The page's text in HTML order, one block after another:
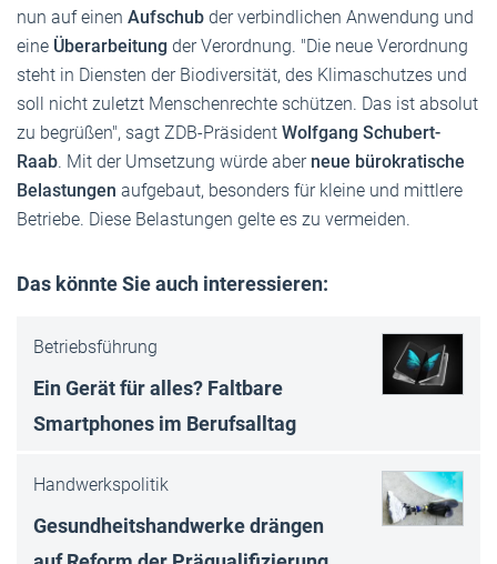
nun auf einen Aufschub der verbindlichen Anwendung und
eine Überarbeitung der Verordnung. "Die neue Verordnung
steht in Diensten der Biodiversität, des Klimaschutzes und
soll nicht zuletzt Menschenrechte schützen. Das ist absolut
zu begrüßen", sagt ZDB-Präsident Wolfgang Schubert-
Raab. Mit der Umsetzung würde aberneue bürokratische
Belastungen aufgebaut, besonders für kleine und mittlere
Betriebe. Diese Belastungen gelte es zu vermeiden.
Das könnte Sie auch interessieren:
Betriebsführung
Ein Gerät für alles? Faltbare
Smartphones im Berufsalltag
Handwerkspolitik
Gesundheitshandwerke drängen